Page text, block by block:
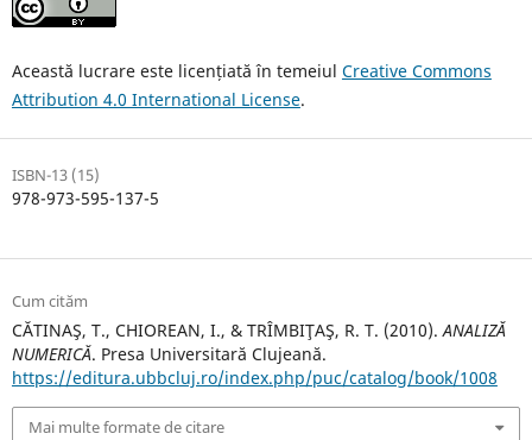
Această lucrare este licențiată în temeiul Creative Commons
Attribution 4.0 International License.
ISBN-13 (15)
978-973-595-137-5
Cum cităm
CĂTINAŞ, T., CHIOREAN, I., & TRÎMBIŢAŞ, R. T. (2010).ANALIZĂ
NUMERICĂ. Presa Universitară Clujeană.
https://editura.ubbcluj.ro/index.php/puc/catalog/book/1008
Mai multe formate de citare